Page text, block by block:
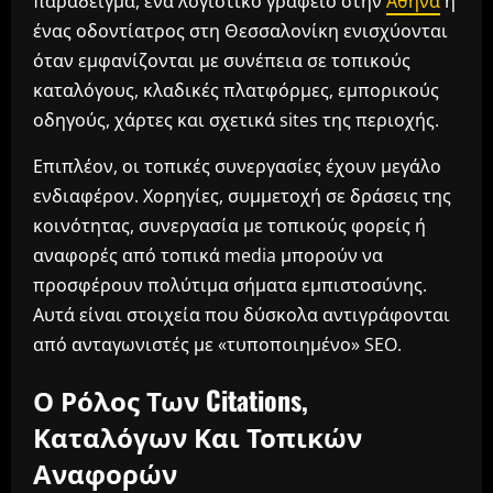
ένας οδοντίατρος στη Θεσσαλονίκη ενισχύονται
όταν εμφανίζονται με συνέπεια σε τοπικούς
καταλόγους, κλαδικές πλατφόρμες, εμπορικούς
οδηγούς, χάρτες και σχετικά sites της περιοχής.
Επιπλέον, οι τοπικές συνεργασίες έχουν μεγάλο
ενδιαφέρον. Χορηγίες, συμμετοχή σε δράσεις της
κοινότητας, συνεργασία με τοπικούς φορείς ή
αναφορές από τοπικά media μπορούν να
προσφέρουν πολύτιμα σήματα εμπιστοσύνης.
Αυτά είναι στοιχεία που δύσκολα αντιγράφονται
από ανταγωνιστές με «τυποποιημένο» SEO.
Ο Ρόλος Των Citations,
Καταλόγων Και Τοπικών
Αναφορών